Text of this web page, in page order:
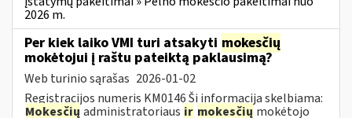
2026 m.
Per kiek laiko VMI turi atsakyti mokesčių
mokėtojui į raštu pateiktą paklausimą?
Web turinio sąrašas 2026-01-02
Registracijos numeris KM0146 Ši informacija skelbiama:
Mokesčių administratoriaus ir mokesčių mokėtojo